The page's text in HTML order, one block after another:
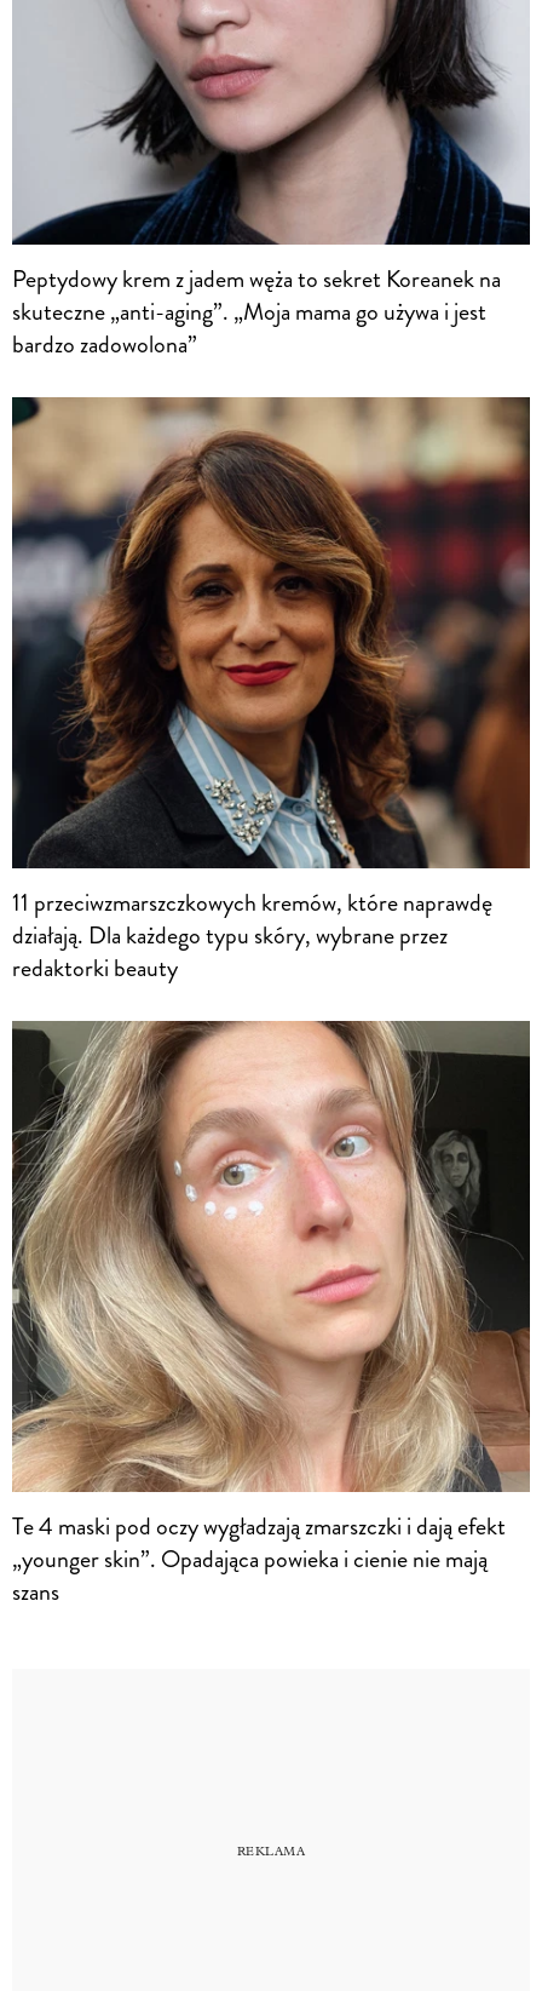
Peptydowy krem z jadem węża to sekret Koreanek na
skuteczne „anti-aging”. „Moja mama go używa i jest
bardzo zadowolona”
11 przeciwzmarszczkowych kremów, które naprawdę
działają. Dla każdego typu skóry, wybrane przez
redaktorki beauty
Te 4 maski pod oczy wygładzają zmarszczki i dają efekt
„younger skin”. Opadająca powieka i cienie nie mają
szans